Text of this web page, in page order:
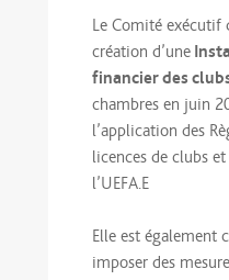
Le Comité exécutif
création d’une
financier des
chambres en juin
l’application des
licences de clubs
l’UEFA.E
Elle est également
imposer des